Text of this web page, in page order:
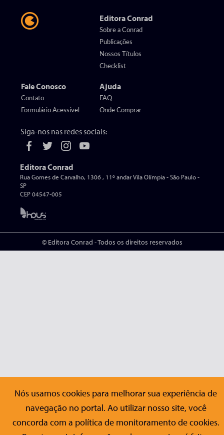
Editora Conrad
Sobre a Conrad
Publicações
Nossos Títulos
Checklist
Fale Conosco
Contato
Formulário Acessível
Ajuda
FAQ
Onde Comprar
Siga-nos nas redes sociais:
Editora Conrad
Rua Gomes de Carvalho, 1306 , 11º andar Vila Olímpia - São Paulo -
SP
CEP 04547-005
© Editora Conrad - Todos os direitos reservados
Nós usamos cookies para melhorar sua experiência de
navegação no portal. Ao utilizar nosso site, você
concorda com a política de monitoramento de cookies.